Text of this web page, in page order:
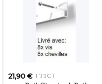
21,90 € ( TTC )